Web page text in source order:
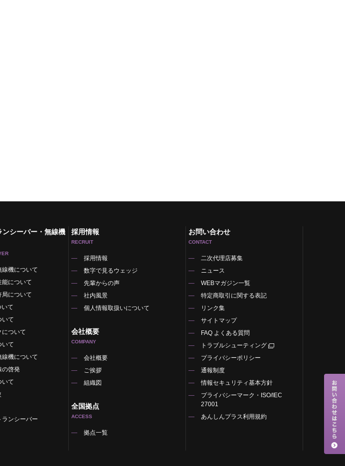
ンシーバー・無線機
線機について
能について
局について
いて
いて
について
いて
線機について
の啓発
いて
ランシーバー
採用情報
RECRUIT
採用情報
数字で見るウェッジ
先輩からの声
社内風景
個人情報取扱いについて
会社概要
COMPANY
会社概要
ご挨拶
組織図
全国拠点
ACCESS
拠点一覧
お問い合わせ
CONTACT
二次代理店募集
ニュース
WEBマガジン一覧
特定商取引に関する表記
リンク集
サイトマップ
FAQ よくある質問
トラブルシューティング
プライバシーポリシー
通報制度
情報セキュリティ基本方針
プライバシーマーク・ISO/IEC
27001
あんしんプラス利用規約